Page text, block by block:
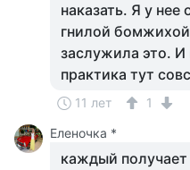
наказать. Я у нее
гнилой
заслужила это. И
практика тут
11 лет
1
Еленочка *
каждый получает